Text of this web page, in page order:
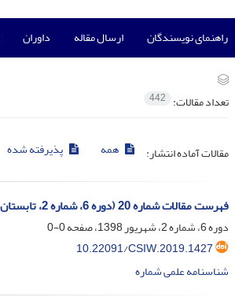
راهنمای نویسندگان ارسال مقاله داوران
تعداد مقالات: 442
مقالات آماده انتشار: همه پذیرفته شده
فهرست مقالات شماره 20 (دوره 6، شماره 2، تابستان 1398 )
دوره 6، شماره 2، شهریور 1398، صفحه
0-0
10.22091/CSIW.2019.1427
شناسنامه علمی شماره